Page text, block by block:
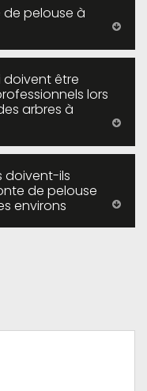
de pelouse à
doivent être
lors
arbres à
doivent-ils
de pelouse
environs